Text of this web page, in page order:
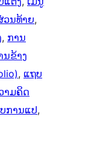
ວນທ້າຍ
, ການ
ນຂ້າງ
, ແຖບ
າມຄິດ
ການແປ